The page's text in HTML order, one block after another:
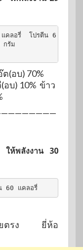
คลอรี่  โปรตีน 6 กรัม
กรัม
(อบ) 70%
อบ) 10% ข้าว
ให้พลังงาน 30
60 แคลอรี่
ยตรง ยี่ห้อ